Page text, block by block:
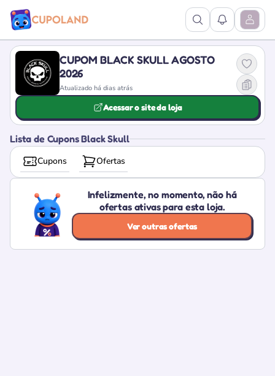
Ver Pesquisa
Ver Abrir
CUPOM BLACK SKULL AGOSTO
2026
Atualizado há dias atrás
Acessar o site da loja
Lista de Cupons Black Skull
Cupons Ofertas
Infelizmente, no momento, não há
ofertas ativas para esta loja.
Ver outras ofertas